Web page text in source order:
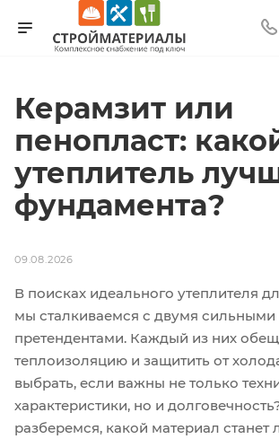
Керамзит или
пенопласт:
утеплитель
фундамента?
09.08.2026
В поисках идеального утеплителя
мы сталкиваемся с двумя сильными
претендентами. Каждый из них
теплоизоляцию и защитить от
выбрать, если важны не только
характеристики, но и
разберемся, какой материал станет